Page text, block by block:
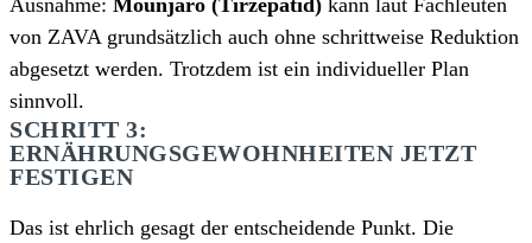
Ausnahme: Mounjaro (Tirzepatid) kann laut Fachleuten
von ZAVA grundsätzlich auch ohne schrittweise Reduktion
abgesetzt werden. Trotzdem ist ein individueller Plan
sinnvoll.
SCHRITT 3:
ERNÄHRUNGSGEWOHNHEITEN JETZT
FESTIGEN
Das ist ehrlich gesagt der entscheidende Punkt. Die